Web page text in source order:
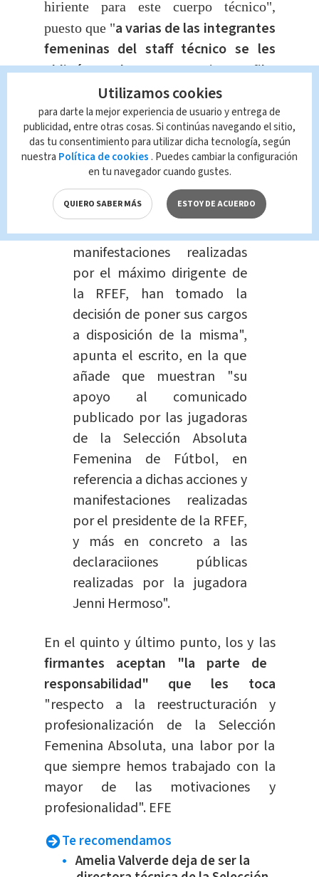
hiriente para este cuerpo técnico",
puesto que "a varias de las integrantes
femeninas del staff técnico se les
obligó a colocarse en primera fila,
exponiendo su imagen e intentando dar
a entender a la sociedad y jugadoras,
que compartían las tesis del presidente
de la RFEF".
"Por todo ello, los y las
abajo firmantes, ante las
inaceptables actitudes y
manifestaciones realizadas
por el máximo dirigente de
la RFEF, han tomado la
decisión de poner sus cargos
a disposición de la misma",
apunta el escrito, en la que
añade que muestran "su
apoyo al comunicado
publicado por las jugadoras
de la Selección Absoluta
Femenina de Fútbol, en
referencia a dichas acciones y
manifestaciones realizadas
por el presidente de la RFEF,
y más en concreto a las
declaraciiones públicas
realizadas por la jugadora
Jenni Hermoso".
En el quinto y último punto, los y las
firmantes aceptan "la parte de
responsabilidad" que les toca
"respecto a la reestructuración y
profesionalización de la Selección
Femenina Absoluta, una labor por la
que siempre hemos trabajado con la
mayor de las motivaciones y
profesionalidad". EFE
Te recomendamos
Amelia Valverde deja de ser la
Utilizamos cookies
para darte la mejor experiencia de usuario y entrega de
publicidad, entre otras cosas. Si continúas navegando el sitio,
das tu consentimiento para utilizar dicha tecnología, según
nuestra Política de cookies . Puedes cambiar la configuración
en tu navegador cuando gustes.
QUIERO SABER MÁS ESTOY DE ACUERDO